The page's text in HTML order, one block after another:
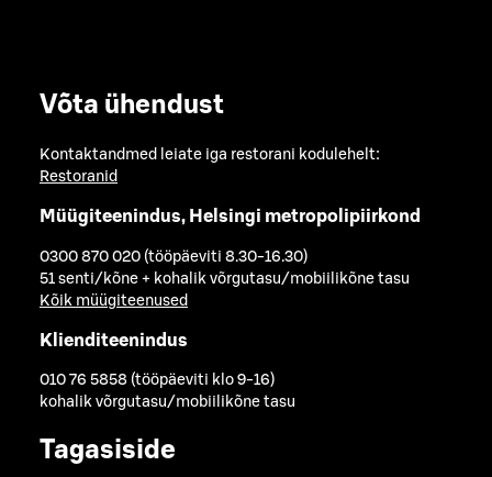
Võta ühendust
Kontaktandmed leiate iga restorani kodulehelt:
Restoranid
Müügiteenindus, Helsingi metropolipiirkond
0300 870 020 (tööpäeviti 8.30-16.30)
51 senti/kõne + kohalik võrgutasu/mobiilikõne tasu
Kõik müügiteenused
Klienditeenindus
010 76 5858 (tööpäeviti klo 9-16)
kohalik võrgutasu/mobiilikõne tasu
Tagasiside